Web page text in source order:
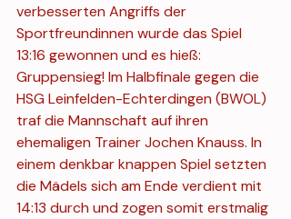
verbesserten Angriffs der
Sportfreundinnen wurde das Spiel
13:16 gewonnen und es hieß:
Gruppensieg! Im Halbfinale gegen die
HSG Leinfelden-Echterdingen (BWOL)
traf die Mannschaft auf ihren
ehemaligen Trainer Jochen Knauss. In
einem denkbar knappen Spiel setzten
die Mädels sich am Ende verdient mit
14:13 durch und zogen somit erstmalig